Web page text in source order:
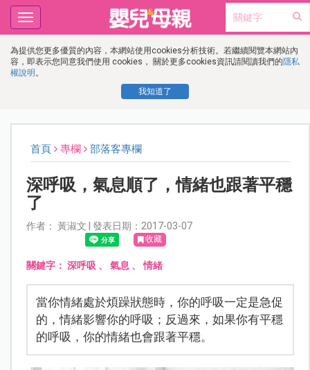
為提供您更多優質的內容，本網站使用cookies分析技術。若繼續閱覽本網站內
容，即表示您同意我們使用 cookies， 關於更多cookies資訊請閱讀我們的隱私
權說明 。
我知道了
Toggle
navigation
首頁 專欄 部落客專欄
深呼吸，氣息順了，情緒也跟著平穩
了
作者： 黃淑文 | 發表日期：2017-03-07
收藏
關鍵字： 深呼吸 、 氣息 、情緒
當你情緒處於煩躁狀態時，你的呼吸一定是急促
的，情緒影響你的呼吸；反過來，如果你有平穩
的呼吸，你的情緒也會跟著平穩。